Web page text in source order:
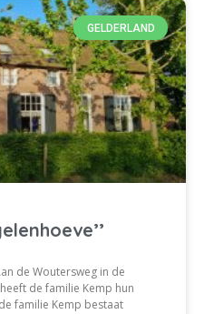
GELDERLAND
de Woutersweg in de
de familie Kemp hun
familie Kemp bestaat